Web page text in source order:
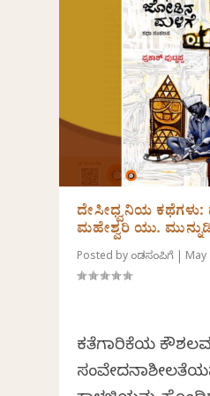
ದೇಸೀಧ್ವನಿಯ ಕಥೆಗಳು:
ಮಹೇಶ್ವರಿ ಯು.
Posted by ಕೆಂಡಸಂಪಿಗೆ May
ಕತೆಗಾರಿಕೆಯ